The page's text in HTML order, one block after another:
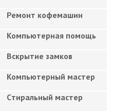
Ремонт кофемашин
Компьютерная помощь
Вскрытие замков
Компьютерный мастер
Cтиральный мастер